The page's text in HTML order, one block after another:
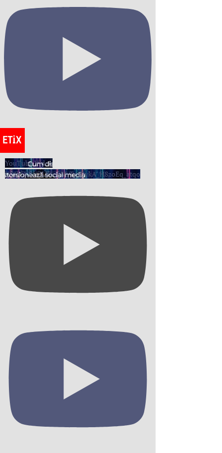
YouTube Video
UCIh5KRIiZLE6oSMrTpjDvkA_H8zoEq_atqo